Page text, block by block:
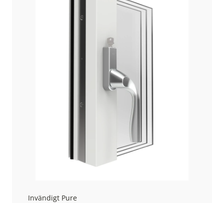
Invändigt Pure